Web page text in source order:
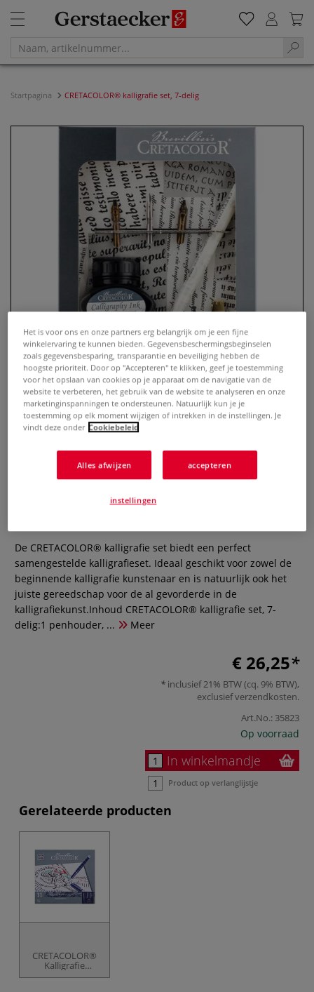
Startpagina CRETACOLOR® kalligrafie set, 7-delig
CRETACOLOR® kalligrafie set, 7-
De CRETACOLOR® kalligrafie set biedt een perfect
samengestelde kalligrafieset. Ideaal geschikt voor zowel de
beginnende kalligrafie kunstenaar en is natuurlijk ook het
juiste gereedschap voor de al gevorderde in de
kalligrafiekunst.Inhoud CRETACOLOR® kalligrafie set, 7-
delig:1 penhouder, ...
Meer
€ 26,25
inclusief 21% BTW (cq. 9% BTW),
exclusiefverzendkosten.
Art.No.: 35823
Op voorraad
In winkelmandje
Product op verlanglijstje
Gerelateerde producten
CRETACOLOR®
Kalligrafie
schoonschrift set
Het is voor ons en onze partners erg belangrijk om je een fijne
winkelervaring te kunnen bieden. Gegevensbeschermingsbeginselen
zoals gegevensbesparing, transparantie en beveiliging hebben de
hoogste prioriteit. Door op "Accepteren" te klikken, geef je toestemming
voor het opslaan van cookies op je apparaat om de navigatie van de
website te verbeteren, het gebruik van de website te analyseren en onze
marketinginspanningen te ondersteunen. Natuurlijk kun je je
toestemming op elk moment wijzigen of intrekken in de instellingen. Je
vindt deze onder Cookiebeleid
Alles afwijzen accepteren
instellingen